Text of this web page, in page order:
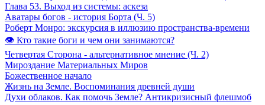
Глава 53. Выход из системы: аскеза
Аватары богов - история Борта (Ч. 5)
Роберт Монро: экскурсия в иллюзию пространства-времени
👁 Кто такие боги и чем они занимаются?
Четвертая Сторона - альтернативное мнение (Ч. 2)
Мироздание Материальных Миров
Божественное начало
Жизнь на Земле. Воспоминания древней души
Духи облаков. Как помочь Земле? Антикризисный флешмоб